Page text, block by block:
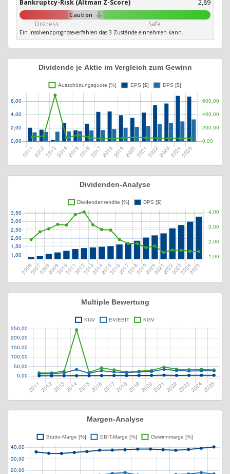
Bankruptcy-Risk (Altman Z-Score) 2,89
Caution
Distress Safe
Ein Insolvenzprognoseverfahren das 3 Zustände einnehmen kann.